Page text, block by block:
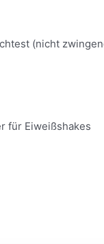
(nicht
für Eiweißshakes